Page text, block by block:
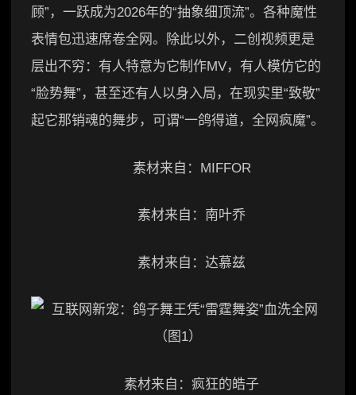
顾”，一跃成为2026年的“抽象细顶流”。各种魔性
表情包迅速席卷全网。除此以外，二创视频更是
层出不穷：有人特意为它制作MV，有人模仿它的
“脸势舞”，甚至还有人以身入局，在现实里“致敬”
起它那销魂的舞步，可谓“一鸽得道，全网疯魔”。
素材来自：MIFFOR
素材来自：南叶乔
素材来自：达慕兹
素材来自：疯狂的皓子